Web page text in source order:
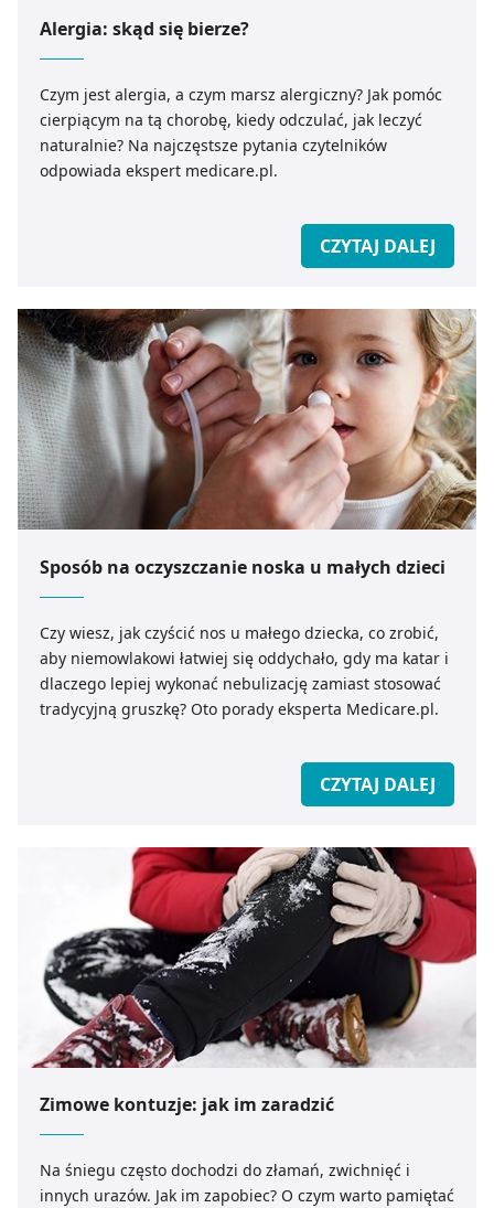
Alergia: skąd się bierze?
Czym jest alergia, a czym marsz alergiczny? Jak pomóc
cierpiącym na tą chorobę, kiedy odczulać, jak leczyć
naturalnie? Na najczęstsze pytania czytelników
odpowiada ekspert medicare.pl.
CZYTAJ DALEJ
Sposób na oczyszczanie noska u małych dzieci
Czy wiesz, jak czyścić nos u małego dziecka, co zrobić,
aby niemowlakowi łatwiej się oddychało, gdy ma katar i
dlaczego lepiej wykonać nebulizację zamiast stosować
tradycyjną gruszkę? Oto porady eksperta Medicare.pl.
CZYTAJ DALEJ
Zimowe kontuzje: jak im zaradzić
Na śniegu często dochodzi do złamań, zwichnięć i
innych urazów. Jak im zapobiec? O czym warto pamiętać